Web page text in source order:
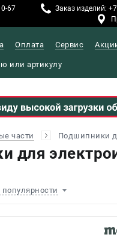
67 Заказ изделий:
Оплата Сервис
части Подшипники
для
популярности